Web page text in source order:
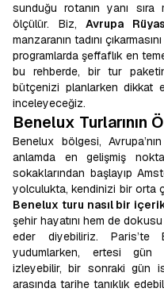
sunduğu rotanın yanı sıra
ölçülür. Biz, Avrupa
manzaranın tadını
programlarda şeffaflık en
bu rehberde, bir tur
bütçenizi planlarken dikkat
inceleyeceğiz.
Benelux Turlarının
Benelux bölgesi,
anlamda en gelişmiş
sokaklarından başlayıp
yolculukta, kendinizi bir orta
Benelux turu nasıl bir
şehir hayatını hem de
eder diyebiliriz. Paris’te
yudumlarken, ertesi gün
izleyebilir, bir sonraki gün
arasında tarihe tanıklık